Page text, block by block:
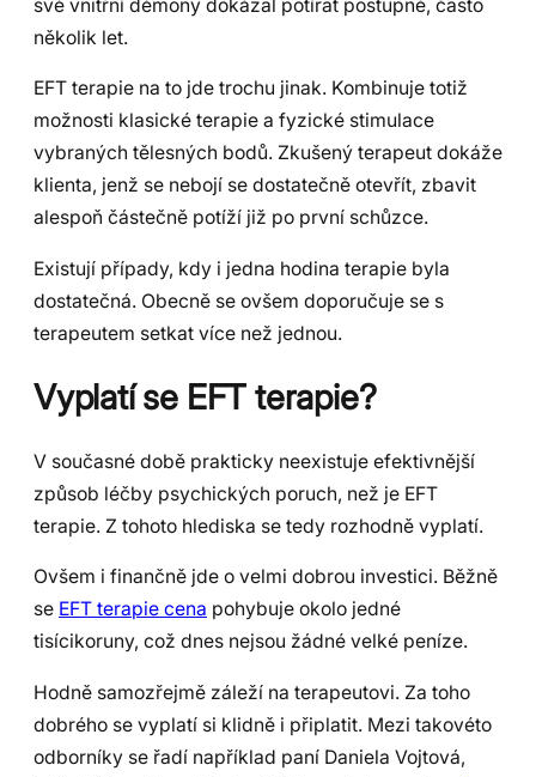
své vnitřní démony dokázal potírat postupně, často
několik let.
EFT terapie na to jde trochu jinak. Kombinuje totiž
možnosti klasické terapie a fyzické stimulace
vybraných tělesných bodů. Zkušený terapeut dokáže
klienta, jenž se nebojí se dostatečně otevřít, zbavit
alespoň částečně potíží již po první schůzce.
Existují případy, kdy i jedna hodina terapie byla
dostatečná. Obecně se ovšem doporučuje se s
terapeutem setkat více než jednou.
Vyplatí se EFT terapie?
V současné době prakticky neexistuje efektivnější
způsob léčby psychických poruch, než je EFT
terapie. Z tohoto hlediska se tedy rozhodně vyplatí.
Ovšem i finančně jde o velmi dobrou investici. Běžně
se EFT terapie cena pohybuje okolo jedné
tisícikoruny, což dnes nejsou žádné velké peníze.
Hodně samozřejmě záleží na terapeutovi. Za toho
dobrého se vyplatí si klidně i připlatit. Mezi takovéto
odborníky se řadí například paní Daniela Vojtová,